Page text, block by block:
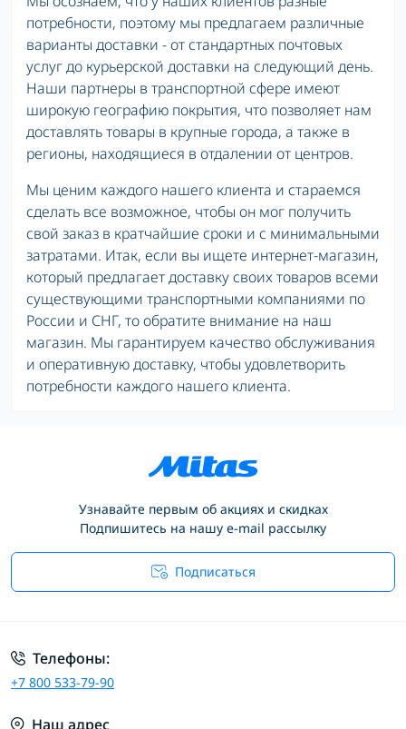
потребности, поэтому мы предлагаем различные
варианты доставки - от стандартных почтовых
услуг до курьерской доставки на следующий день.
Наши партнеры в транспортной сфере имеют
широкую географию покрытия, что позволяет нам
доставлять товары в крупные города, а также в
регионы, находящиеся в отдалении от центров.
Мы ценим каждого нашего клиента и стараемся
сделать все возможное, чтобы он мог получить
свой заказ в кратчайшие сроки и с минимальными
затратами. Итак, если вы ищете интернет-магазин,
который предлагает доставку своих товаров всеми
существующими транспортными компаниями по
России и СНГ, то обратите внимание на наш
магазин. Мы гарантируем качество обслуживания
и оперативную доставку, чтобы удовлетворить
потребности каждого нашего клиента.
Узнавайте первым об акциях и скидках
Подпишитесь на нашу e-mail рассылку
Подписаться
Телефоны:
+7 800 533-79-90
Наш адрес